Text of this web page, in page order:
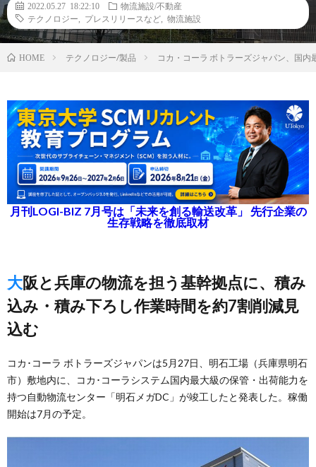
2022.05.27 18:22:10
物流施設/不動産
テクノロジー
プレスリリースなど 物流施設
HOME テクノロジー/製品 コカ・コーラ ボトラーズジャパン、国
月刊LOGI-BIZ 7月号は「未来を創る輸送改革」 先行企業の
生存戦略を徹底取材
大阪と兵庫の物流を担う基幹拠点に、積み
込み・積み下ろし作業時間を約7割削減見
込む
コカ･コーラ ボトラーズジャパンは5月27日、明石工場（兵庫県明石
市）敷地内に、コカ･コーラシステム国内最大級の保管・出荷能力を
持つ自動物流センター「明石メガDC」が竣工したと発表した。稼働
開始は7月の予定。